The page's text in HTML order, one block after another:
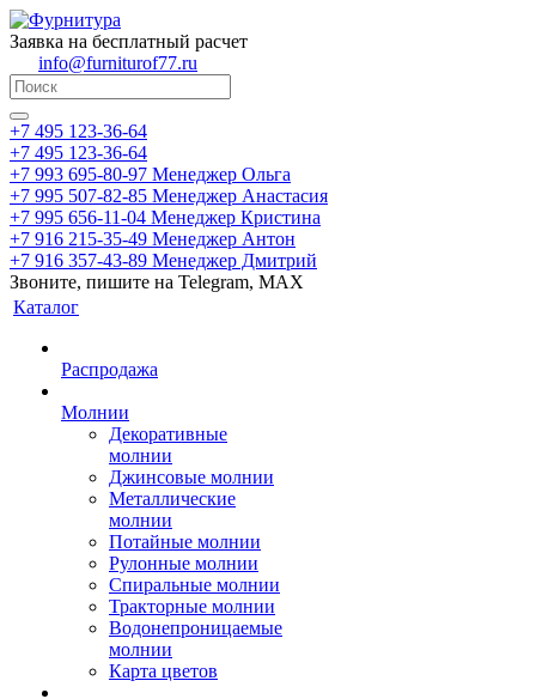
Заявка на бесплатный расчет
info@furniturof77.ru
+7 495 123-36-64
+7 495 123-36-64
+7 993 695-80-97 Менеджер Ольга
+7 995 507-82-85 Менеджер Анастасия
+7 995 656-11-04 Менеджер Кристина
+7 916 215-35-49 Менеджер Антон
+7 916 357-43-89 Менеджер Дмитрий
Звоните, пишите на Telegram, MAX
Каталог
Распродажа
Молнии
Декоративные
молнии
Джинсовые молнии
Металлические
молнии
Потайные молнии
Рулонные молнии
Спиральные молнии
Тракторные молнии
Водонепроницаемые
молнии
Карта цветов